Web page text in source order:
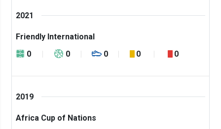
2021
Friendly International
0
0 0 0 0
2019
Africa Cup of Nations